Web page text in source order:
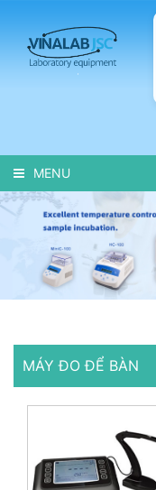
MENU
MÁY ĐO ĐỂ BÀN